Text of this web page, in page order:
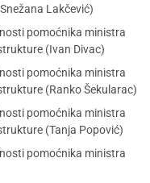
Lakčević)
pomoćnika ministra
(Ivan Divac)
pomoćnika ministra
(Ranko Šekularac)
pomoćnika ministra
(Tanja Popović)
pomoćnika ministra